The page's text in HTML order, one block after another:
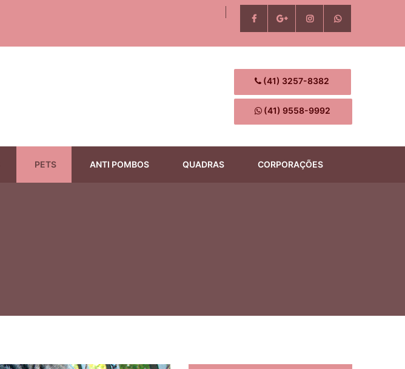
(41) 3257-8382
(41) 9558-9992
PETS ANTI POMBOS QUADRAS CORPORAÇÕES